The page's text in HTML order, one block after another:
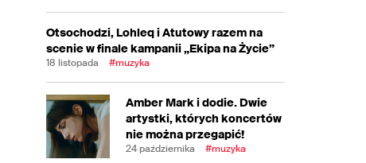
Otsochodzi, Lohleq i Atutowy razem na
scenie w finale kampanii „Ekipa na Życie”
18 listopada #muzyka
Amber Mark i dodie. Dwie
artystki, których koncertów
nie można przegapić!
24 października #muzyka